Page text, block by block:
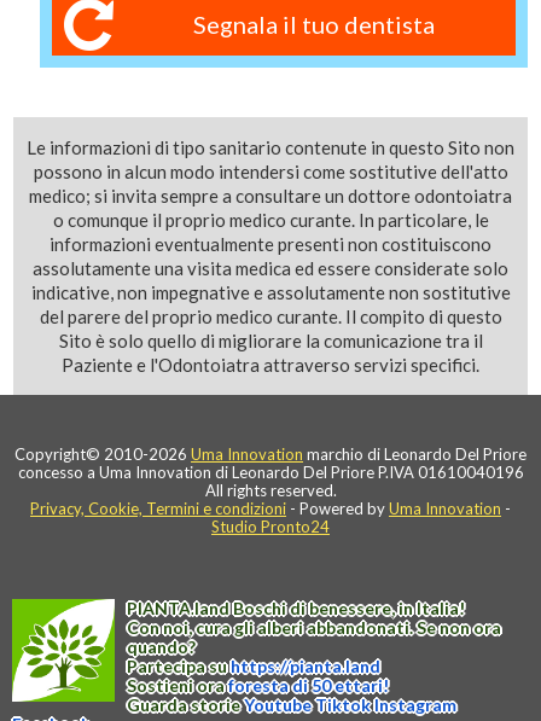
Segnala il tuo dentista
Le informazioni di tipo sanitario contenute in questo Sito non
possono in alcun modo intendersi come sostitutive dell'atto
medico; si invita sempre a consultare un dottore odontoiatra
o comunque il proprio medico curante. In particolare, le
informazioni eventualmente presenti non costituiscono
assolutamente una visita medica ed essere considerate solo
indicative, non impegnative e assolutamente non sostitutive
del parere del proprio medico curante. Il compito di questo
Sito è solo quello di migliorare la comunicazione tra il
Paziente e l'Odontoiatra attraverso servizi specifici.
Copyright© 2010-2026 Uma Innovation marchio di Leonardo Del Priore
concesso a Uma Innovation di Leonardo Del Priore P.IVA 01610040196
All rights reserved.
Privacy, Cookie, Termini e condizioni - Powered byUma Innovation -
Studio Pronto24
PIANTA.landBoschi di benessere, in Italia!
Con noi, cura gli alberi abbandonati. Se non ora
quando?
Partecipa suhttps://pianta.land
Sostieni oraforesta di 50 ettari!
Guarda storieYoutubeTiktokInstagram